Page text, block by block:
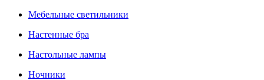
Мебельные светильники
Настенные бра
Настольные лампы
Ночники